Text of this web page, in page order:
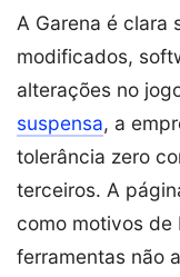
A Garena é clara
modificados,
alterações no
suspensa, a
tolerância zero
terceiros. A
como motivos
ferramentas não